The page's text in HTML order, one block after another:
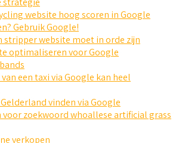
website hoog scoren in Google
Gebruik Google!
stripper website moet in orde zijn
optimaliseren voor Google
een taxi via Google kan heel
vinden via Google
voor zoekwoord whoallese artificial grass
verkopen